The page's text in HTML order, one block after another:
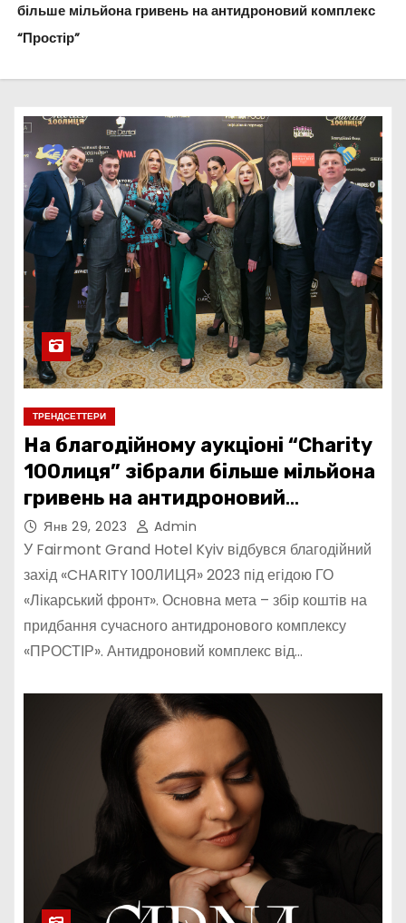
більше мільйона гривень на антидроновий комплекс
“Простір”
ТРЕНДСЕТТЕРИ
На благодійному аукціоні “Charity
100лиця” зібрали більше мільйона
гривень на антидроновий
комплекс “Простір”
Янв 29, 2023 Admin
У Fairmont Grand Hotel Kyiv відбувся благодійний
захід «CHARITY 100ЛИЦЯ» 2023 під егідою ГО
«Лікарський фронт». Основна мета – збір коштів на
придбання сучасного антидронового комплексу
«ПРОСТІР». Антидроновий комплекс від…